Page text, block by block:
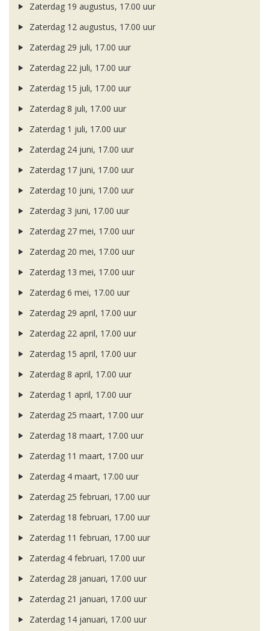
Zaterdag 19 augustus, 17.00 uur
Zaterdag 12 augustus, 17.00 uur
Zaterdag 29 juli, 17.00 uur
Zaterdag 22 juli, 17.00 uur
Zaterdag 15 juli, 17.00 uur
Zaterdag 8 juli, 17.00 uur
Zaterdag 1 juli, 17.00 uur
Zaterdag 24 juni, 17.00 uur
Zaterdag 17 juni, 17.00 uur
Zaterdag 10 juni, 17.00 uur
Zaterdag 3 juni, 17.00 uur
Zaterdag 27 mei, 17.00 uur
Zaterdag 20 mei, 17.00 uur
Zaterdag 13 mei, 17.00 uur
Zaterdag 6 mei, 17.00 uur
Zaterdag 29 april, 17.00 uur
Zaterdag 22 april, 17.00 uur
Zaterdag 15 april, 17.00 uur
Zaterdag 8 april, 17.00 uur
Zaterdag 1 april, 17.00 uur
Zaterdag 25 maart, 17.00 uur
Zaterdag 18 maart, 17.00 uur
Zaterdag 11 maart, 17.00 uur
Zaterdag 4 maart, 17.00 uur
Zaterdag 25 februari, 17.00 uur
Zaterdag 18 februari, 17.00 uur
Zaterdag 11 februari, 17.00 uur
Zaterdag 4 februari, 17.00 uur
Zaterdag 28 januari, 17.00 uur
Zaterdag 21 januari, 17.00 uur
Zaterdag 14 januari, 17.00 uur